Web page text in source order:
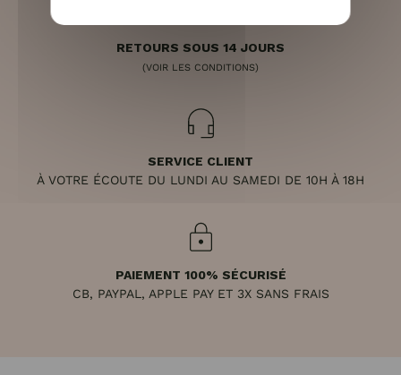
RETOURS SOUS 14 JOURS
(VOIR LES CONDITIONS)
SERVICE CLIENT
À VOTRE ÉCOUTE DU LUNDI AU SAMEDI DE 10H À 18H
PAIEMENT 100% SÉCURISÉ
CB, PAYPAL, APPLE PAY ET 3X SANS FRAIS